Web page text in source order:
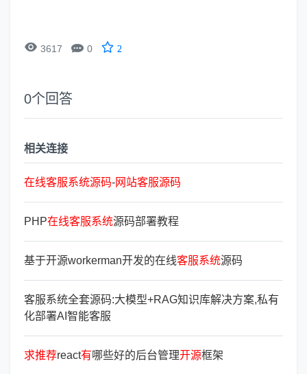
 3617  0 2
0个回答
相关连接
在线客服系统源码-网站客服源码
PHP在线客服系统源码部署教程
基于开源workerman开发的在线客服系统源码
客服系统全套源码:大模型+RAG知识库解决方案,私有
化部署AI智能客服
求推荐react有哪些好的后台管理开源框架